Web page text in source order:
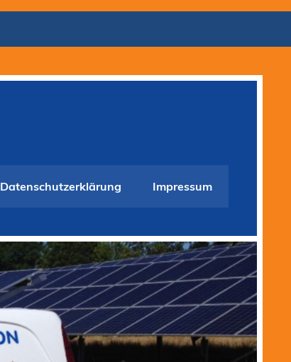
Datenschutzerklärung Impressum